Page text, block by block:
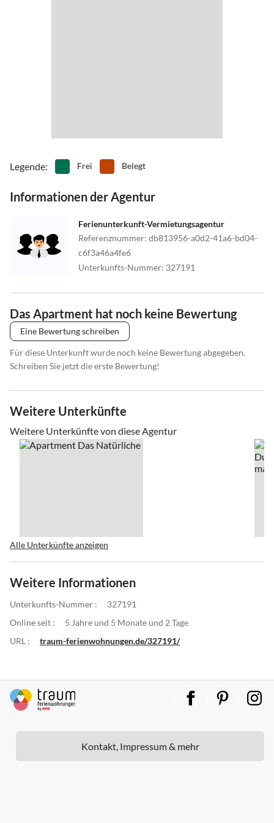
Legende: Frei Belegt
Informationen der Agentur
Ferienunterkunft-Vermietungsagentur
Referenznummer: db813956-a0d2-41a6-bd04-
c6f3a46a4fe6
Unterkunfts-Nummer: 327191
Das Apartment hat noch keine Bewertung
Eine Bewertung schreiben
Für diese Unterkunft wurde noch keine Bewertung abgegeben.
Schreiben Sie jetzt die erste Bewertung!
Weitere Unterkünfte
Weitere Unterkünfte von diese Agentur
Alle Unterkünfte anzeigen
Weitere Informationen
Unterkunfts-Nummer :
327191
Online seit :
5 Jahre und 5 Monate und 2 Tage
URL :
traum-ferienwohnungen.de/327191/
Kontakt, Impressum & mehr